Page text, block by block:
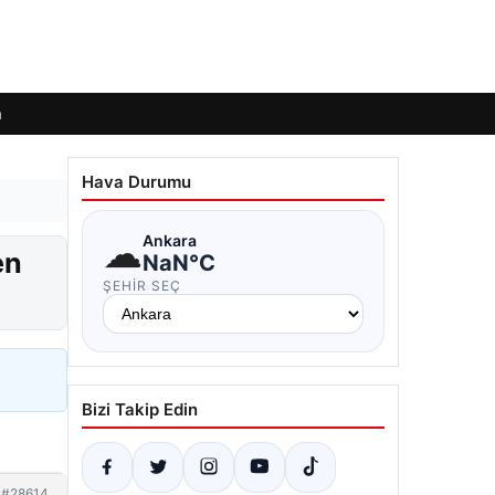
Hava Durumu
☁Ankara
NaN°C
ŞEHIR SEÇ
Bizi Takip Edin